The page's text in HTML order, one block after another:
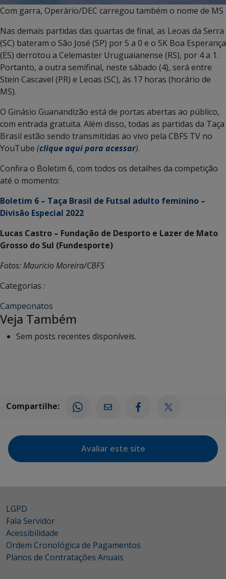
Com garra, Operário/DEC carregou também o nome de MS
Nas demais partidas das quartas de final, as Leoas da Serra
(SC) bateram o São José (SP) por 5 a 0 e o SK Boa Esperança
(ES) derrotou a Celemaster Uruguaianense (RS), por 4 a 1.
Portanto, a outra semifinal, neste sábado (4), será entre
Stein Cascavel (PR) e Leoas (SC), às 17 horas (horário de
MS).
O Ginásio Guanandizão está de portas abertas ao público,
com entrada gratuita. Além disso, todas as partidas da Taça
Brasil estão sendo transmitidas ao vivo pela CBFS TV no
YouTube (clique aqui para acessar).
Confira o Boletim 6, com todos os detalhes da competição
até o momento:
Boletim 6 – Taça Brasil de Futsal adulto feminino –
Divisão Especial 2022
Lucas Castro – Fundação de Desporto e Lazer de Mato
Grosso do Sul (Fundesporte)
Fotos: Mauricio Moreira/CBFS
Categorias :
Campeonatos
Veja Também
Sem posts recentes disponíveis.
Compartilhe:
Avaliar este site
LGPD
Fala Servidor
Acessibilidade
Ordem Cronológica de Pagamentos
Planos de Contratações Anuais